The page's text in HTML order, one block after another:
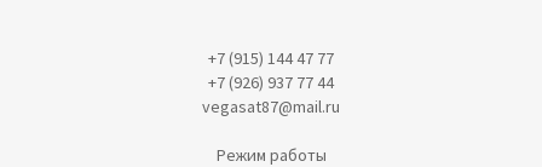
+7 (915) 144 47 77
+7 (926) 937 77 44
vegasat87@mail.ru
Режим работы